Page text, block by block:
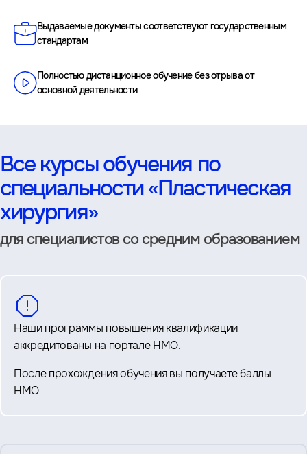
Выдаваемые документы соответствуют государственным
стандартам
Полностью дистанционное обучение без отрыва от
основной деятельности
Все курсы обучения по
специальности «Пластическая
хирургия»
для специалистов со средним образованием
Наши программы повышения квалификации
аккредитованы на портале НМО.
После прохождения обучения вы получаете баллы
НМО